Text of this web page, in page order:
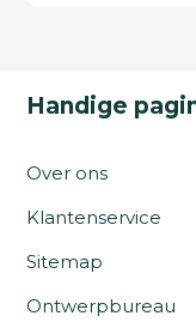
Handige
Over ons
Klantenservice
Sitemap
Ontwerpbureau